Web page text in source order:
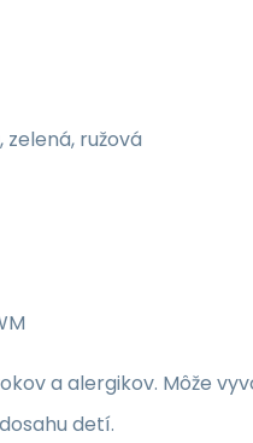
ružová
a alergikov. Môže
detí.